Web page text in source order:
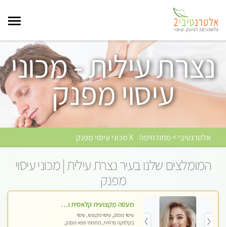
נצרת עילית - מכוני
עיסוי מפנק
אלטרנטיבי > מחוז חיפה X מכוני עיסוי מפנק
המומלצים שלנו בעיר נצרת עילית | מכוני עיסוי
מפנק
מעסה מקצועית קלאסית ומפנקת בחיפה
עיסוי מפנק, עיסוי מקצועי, עיסוי
בקלניקה פרטית, מתחמי ספא מפנק,